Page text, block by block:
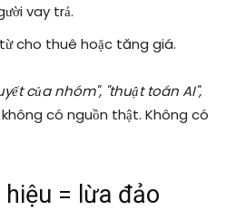
vay trả.
cho thuê hoặc tăng giá.
của nhóm", "thuật toán AI",
có nguồn thật. Không có
= lừa đảo